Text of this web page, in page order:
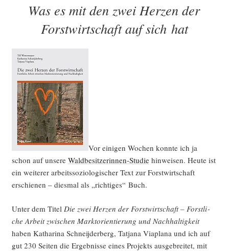
Was es mit den zwei Herzen der
Forstwirtschaft auf sich hat
Vor eini­gen Wochen konn­te ich ja
schon auf unse­re Wald­be­sit­ze­rin­nen-Stu­diehin­wei­sen. Heu­te ist
ein wei­te­rer arbeits­so­zio­lo­gi­scher Text zur Forst­wirt­schaft
erschie­nen – dies­mal als „rich­ti­ges“ Buch.
Unter dem Titel Die zwei Her­zen der Forst­wirt­schaft – Forst­li­
che Arbeit zwi­schen Markt­ori­en­tie­rung und Nach­hal­tig­keit
haben Katha­ri­na Schneij­der­berg, Tat­ja­na Via­pla­na und ich auf
gut 230 Sei­ten die Ergeb­nis­se eines Pro­jekts aus­ge­brei­tet, mit